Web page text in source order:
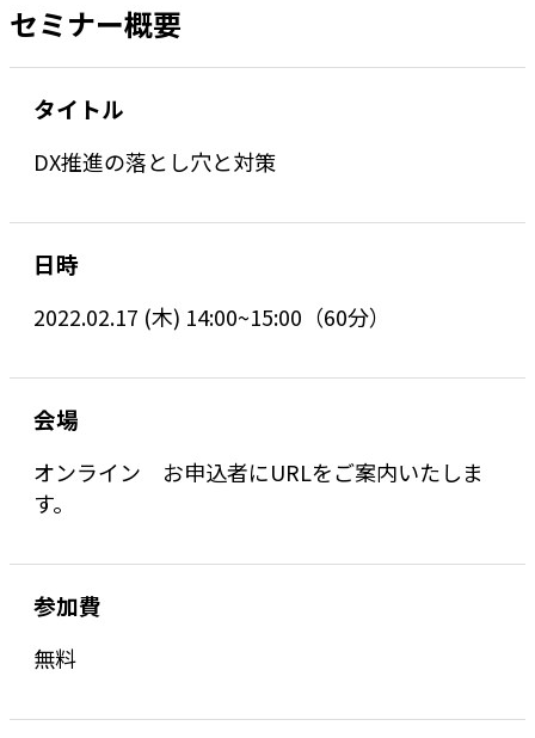
セミナー概要
タイトル
DX推進の落とし穴と対策
日時
2022.02.17 (木) 14:00~15:00（60分）
会場
オンライン お申込者にURLをご案内いたしま
す。
参加費
無料